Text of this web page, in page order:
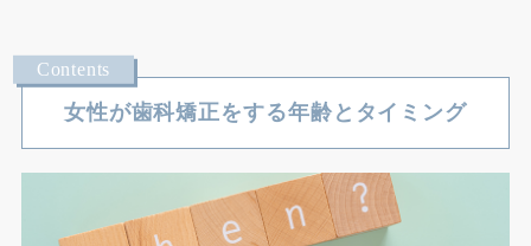
女性が歯科矯正をする年齢とタイミング